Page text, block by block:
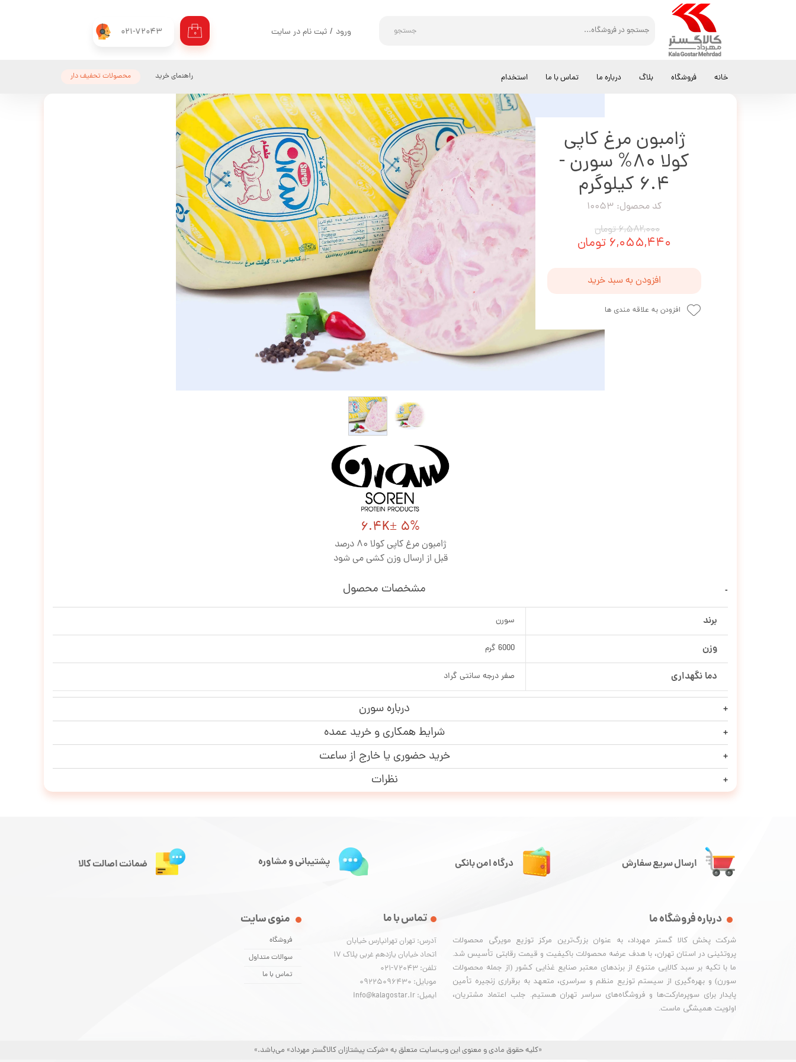
021-72043 جستجو ۰ ورود / ثبت نام در سایت
سفارشات
خروج از حساب کاربری
خانه فروشگاه بلاگ درباره ما تماس با ما استخدام محصولات تحفیف دار راهنمای خرید کالاگستر مهرداد کالباس ژامبون مرغ کاپی کولا 80% سورن - 6.4 کیلوگرم
ژامبون مرغ کاپی
کولا 80% سورن -
6.4 کیلوگرم
کد محصول: 10053
۶,۵۸۲,۰۰۰ تومان
۶,۰۵۵,۴۴۰ تومان
افزودن به سبد خرید
افزودن به علاقه مندی ها
6.4K± 5%
ژامبون مرغ کاپی کولا 80 درصد
قبل از ارسال وزن کشی می شود
مشخصات محصول
برند سورن
وزن 6000 گرم
دما نگهداری صفر درجه سانتی گراد
درباره سورن
شرایط همکاری و خرید عمده
خرید حضوری یا خارج از ساعت
نظرات
«کلیه حقوق مادی و معنوی این وب‌سایت متعلق به «شرکت پیشتازان کالاگستر مهرداد» می‌باشد.»
ارسال سریع سفارش
درباره فروشگاه ما
شرکت پخش کالا گستر مهرداد، به عنوان بزرگ‌ترین مرکز توزیع مویرگی محصولات
پروتئینی در استان تهران، با هدف عرضه محصولات باکیفیت و قیمت رقابتی تأسیس شد.
ما با تکیه بر سبد کالایی متنوع از برندهای معتبر صنایع غذایی کشور (از جمله محصولات
سورن) و بهره‌گیری از سیستم توزیع منظم و سراسری، متعهد به برقراری زنجیره تأمین
پایدار برای سوپرمارکت‌ها و فروشگاه‌های سراسر تهران هستیم. جلب اعتماد مشتریان،
اولویت همیشگی ماست.
منوی سایت
فروشگاه
سوالات متداول
تماس با ما
تماس با ما
آدرس: تهران تهرانپارس خیابان
اتحاد خیابان یازدهم غربی پلاک ۱۷
تلفن: 72043-021
موبایل: 09225096430
ایمیل: info@kalagostar.ir
درگاه امن بانکی پشتیبانی و مشاوره ضمانت اصالت کالا